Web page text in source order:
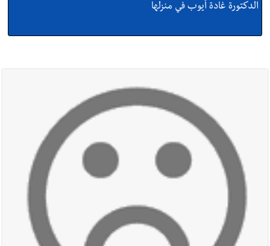
الدكتورة غادة أيوب في منزلها
إصابة شاب فلسطيني بطعنات سكين في مخيم عين
الحلوة - في منطقة صيدا وإنقاذه وإتهام إبن عمته ؟
أخبار صيدا
بالصور : غسان سركيس يرعى تخرّج فوج الفكر والإبداع
في ثانوية السفير : تعلّمت منكم حب الوطن والتمسك بالأرض ...
أخبار صيدا
المهندس محمد زهير السعودي يستقبل المختارين
بعاصيري والبيلاني